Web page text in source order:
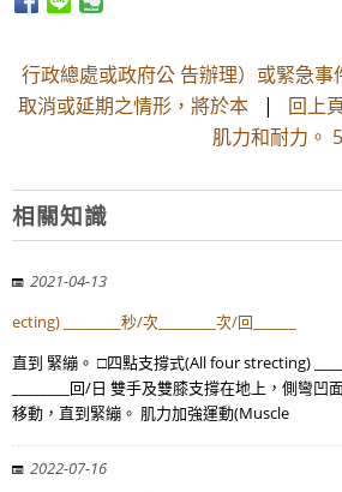
行政總處或政府公 告辦理）或緊急事
取消或延期之情形，將於本 | 回上
肌力和耐力。
相關知識
2021-04-13
ecting) ________秒/次________次/回______
直到 緊繃。 □四點支撐式(All four strecting)
________回/日 雙手及雙膝支撐在地上，側彎
移動，直到緊繃。 肌力加強運動(Muscle
2022-07-16